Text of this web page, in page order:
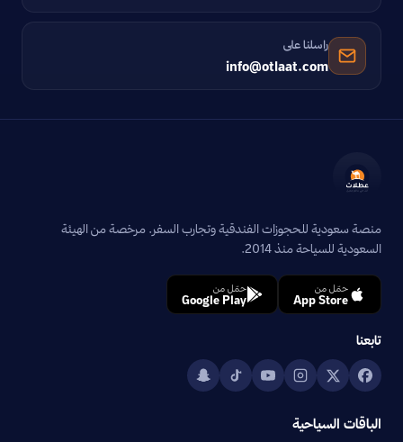
راسلنا على
info@otlaat.com
منصة سعودية للحجوزات الفندقية وتجارب السفر. مرخصة من الهيئة
السعودية للسياحة منذ 2014.
حمّل من
App Store
حمّل من
Google Play
تابعنا
الباقات السياحية